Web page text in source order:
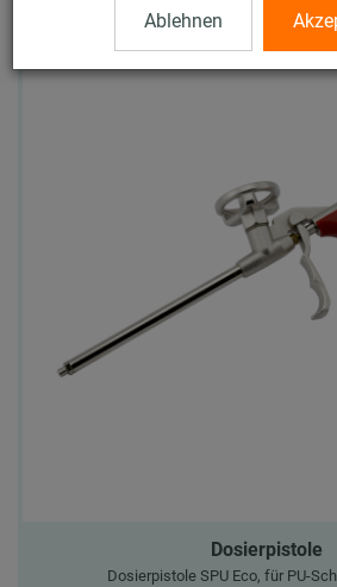
Ablehnen
Dosierpistole
Dosierpistole SPU Eco, für PU-